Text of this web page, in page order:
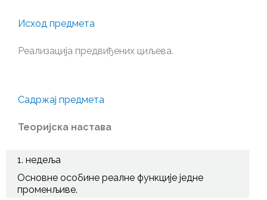
Исход предмета
Реализација предвиђених циљева.
Садржај предмета
Теоријска настава
1. недеља
Основне особине реалне функције једне
променљиве.